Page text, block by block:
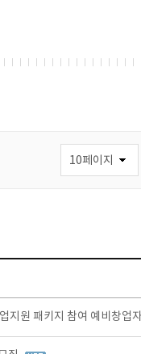
지원 패키지 참여 예비창업